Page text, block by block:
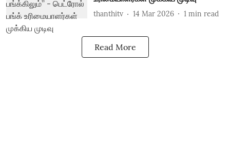
thanthitv 14 Mar 2026 1 min read
Read More